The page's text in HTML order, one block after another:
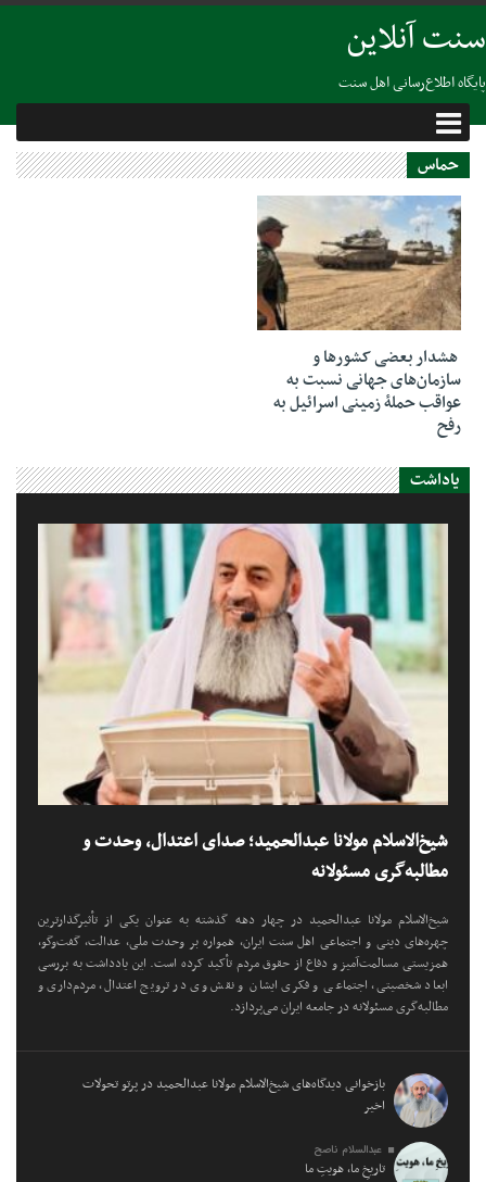
سنت آنلاین
پایگاه اطلاع‌رسانی اهل سنت
حماس
15 فوریه 2024
هشدار بعضی کشورها و
سازمان‌های جهانی نسبت به
عواقب حملۀ زمینی اسرائیل به
رفح
یاداشت
شیخ‌الاسلام مولانا عبدالحمید؛ صدای اعتدال، وحدت و
مطالبه‌گری مسئولانه
شیخ‌الاسلام مولانا عبدالحمید در چهار دهه گذشته به عنوان یکی از تأثیرگذارترین
چهره‌های دینی و اجتماعی اهل سنت ایران، همواره بر وحدت ملی، عدالت، گفت‌وگو،
همزیستی مسالمت‌آمیز و دفاع از حقوق مردم تأکید کرده است. این یادداشت به بررسی
ابعاد شخصیتی، اجتماعی و فکری ایشان و نقش وی در ترویج اعتدال، مردم‌داری و
مطالبه‌گری مسئولانه در جامعه ایران می‌پردازد.
بازخوانی دیدگاه‌های شیخ‌الاسلام مولانا عبدالحمید در پرتو تحولات
اخیر
عبدالسلام ناصح
تاریخِ ما، هویتِ ما